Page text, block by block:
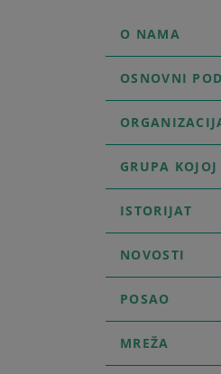
O NAMA
OSNOVNI
GRUPA
ISTORIJAT
NOVOSTI
POSAO
MREŽA